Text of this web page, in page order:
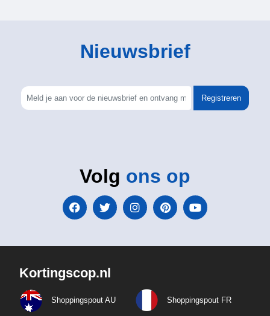
Nieuwsbrief
Registreren
Volg ons op
Kortingscop.nl
Shoppingspout AU Shoppingspout FR